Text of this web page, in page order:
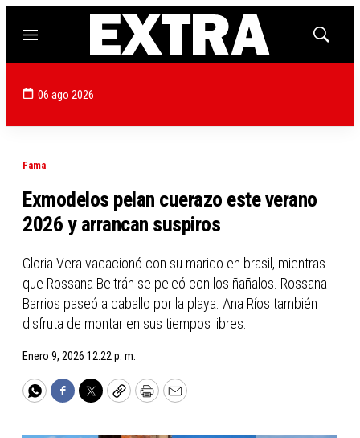
Menú
Mostrar
06 ago 2026
Fama
Exmodelos pelan cuerazo este verano
2026 y arrancan suspiros
Gloria Vera vacacionó con su marido en brasil, mientras
que Rossana Beltrán se peleó con los ñañalos. Rossana
Barrios paseó a caballo por la playa. Ana Ríos también
disfruta de montar en sus tiempos libres.
Enero 9, 2026 12:22 p. m.
WhatsApp
Facebook
TwitterCopyPrintEmail